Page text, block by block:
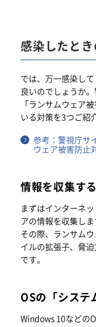
感染したと
では、万一感染し
良いのでしょうか
「ランサムウェア
いる対策を3つご紹
参考：警視庁サ
ウェア被害防止
情報を収集する
まずはインターネ
アの情報を収集しま
その際、ランサム
イルの拡張子、脅
です。
OSの「システ
Windows 10などの